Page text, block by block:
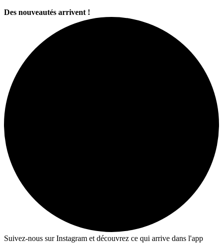
Des nouveautés arrivent !
Suivez-nous sur Instagram et découvrez ce qui arrive dans l'app